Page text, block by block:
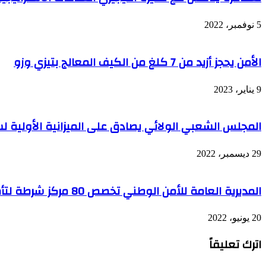
باسم
"الشهيد
زقاي
المدعو
5 نوفمبر، 2022
الأمن يحجز أزيد من 7 كلغ من الكيف المعالج بتيزي وزو
9 يناير، 2023
المجلس الشعبي الولائي يصادق على الميزانية الأولية
29 ديسمبر، 2022
المديرية العامة للأمن الوطني تخصص 80 مركز شرطة لتأمين 102 شاطئ
20 يونيو، 2022
اترك تعليقاً